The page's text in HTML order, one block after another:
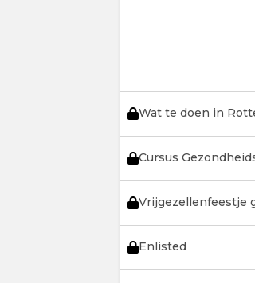
Wat te doen in
Cursus
Vrijgezellenfeestje
Enlisted